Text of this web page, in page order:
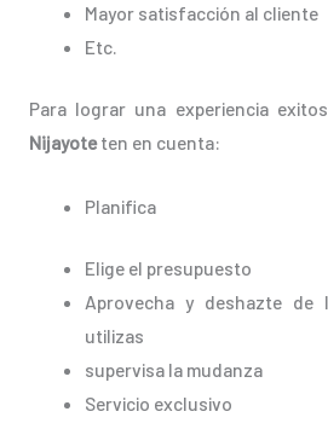
Mayor satisfacción al cliente
Etc.
Para lograr una experiencia
Nijayoteten en cuenta:
Planifica
Elige el presupuesto
Aprovecha y deshazte de
utilizas
supervisa la mudanza
Servicio exclusivo